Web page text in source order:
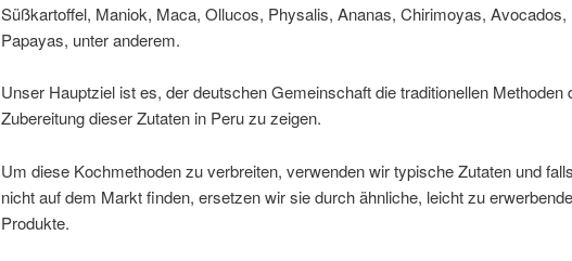
Süßkartoffel, Maniok, Maca, Ollucos, Physalis, Ananas, Chirimoyas, Avocados,
Papayas, unter anderem.
Unser Hauptziel ist es, der deutschen Gemeinschaft die traditionellen Methoden
Zubereitung dieser Zutaten in Peru zu zeigen.
Um diese Kochmethoden zu verbreiten, verwenden wir typische Zutaten und
nicht auf dem Markt finden, ersetzen wir sie durch ähnliche, leicht zu erwerbende
Produkte.